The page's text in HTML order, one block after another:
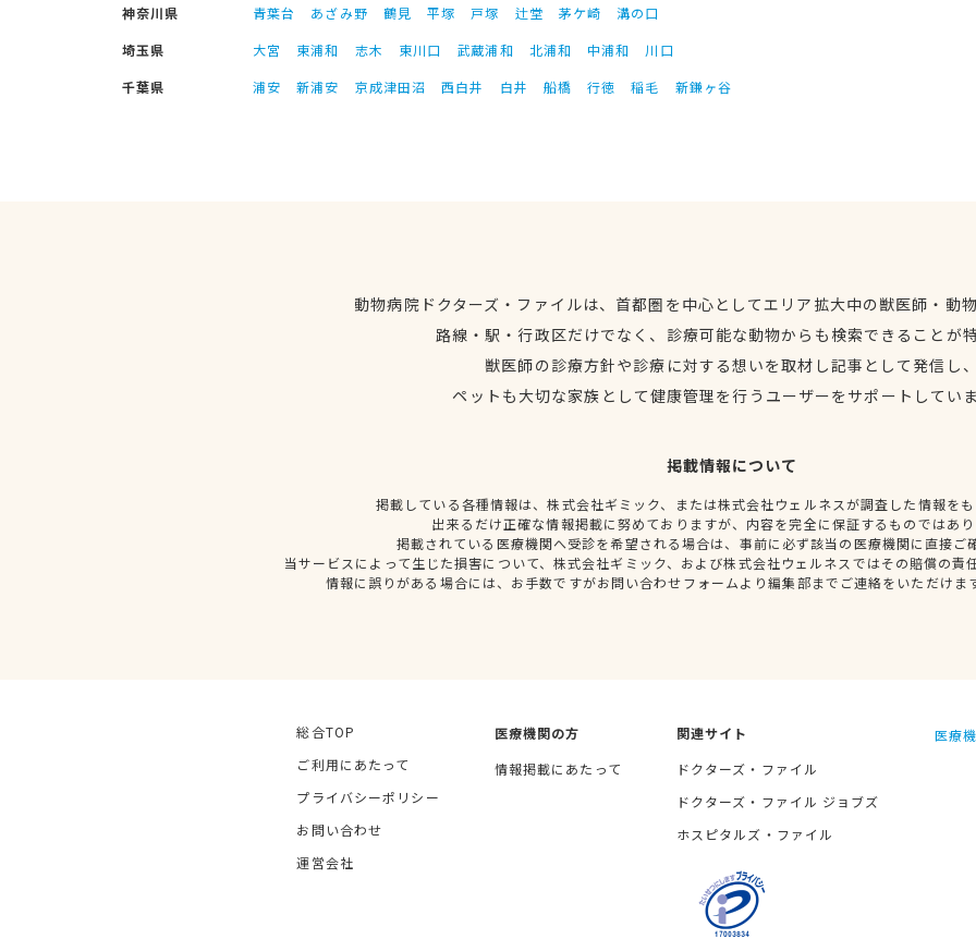
神奈川県
青葉台 あざみ野 鶴見 平塚 戸塚 辻堂 茅ケ崎
溝の口
埼玉県
大宮 東浦和 志木 東川口 武蔵浦和 北浦和 中浦和
川口
千葉県
浦安 新浦安 京成津田沼 西白井 白井 船橋 行徳 稲毛 新鎌ヶ谷
動物病院ドクターズ・ファイルは、首都圏を中心としてエリア拡大中の獣医師・動
路線・駅・行政区だけでなく、診療可能な動物からも検索できることが
獣医師の診療方針や診療に対する想いを取材し記事として発信し
ペットも大切な家族として健康管理を行うユーザーをサポートしてい
掲載情報について
掲載している各種情報は、株式会社ギミック、または株式会社ウェルネスが調査した情報を
出来るだけ正確な情報掲載に努めておりますが、内容を完全に保証するものではあ
掲載されている医療機関へ受診を希望される場合は、事前に必ず該当の医療機関に直接ご
当サービスによって生じた損害について、株式会社ギミック、および株式会社ウェルネスではその賠償の責
情報に誤りがある場合には、お手数ですがお問い合わせフォームより編集部までご連絡をいただけま
総合TOP
ご利用にあたって
プライバシーポリシー
お問い合わせ
運営会社
医療機関の方
情報掲載にあたって
関連サイト
ドクターズ・ファイル
ドクターズ・ファイル ジョブズ
ホスピタルズ・ファイル
医療